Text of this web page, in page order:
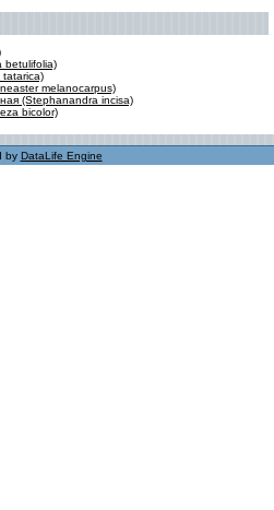
betulifolia)
tatarica)
melanocarpus)
(Stephanandra incisa)
bicolor)
by DataLife Engine